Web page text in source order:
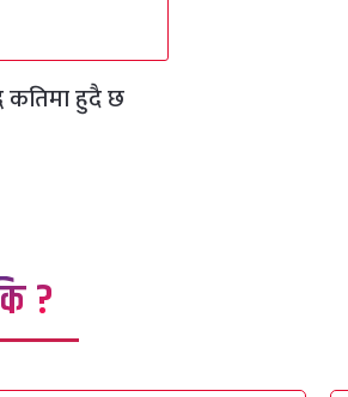
कतिमा हुदै छ
?